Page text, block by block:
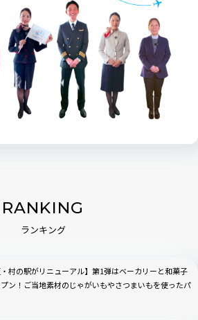
RANKING
ランキング
・村の駅がリニューアル】第1弾はベーカリーと和菓子
ン！ご当地素材のじゃがいもやさつまいもを使ったパ